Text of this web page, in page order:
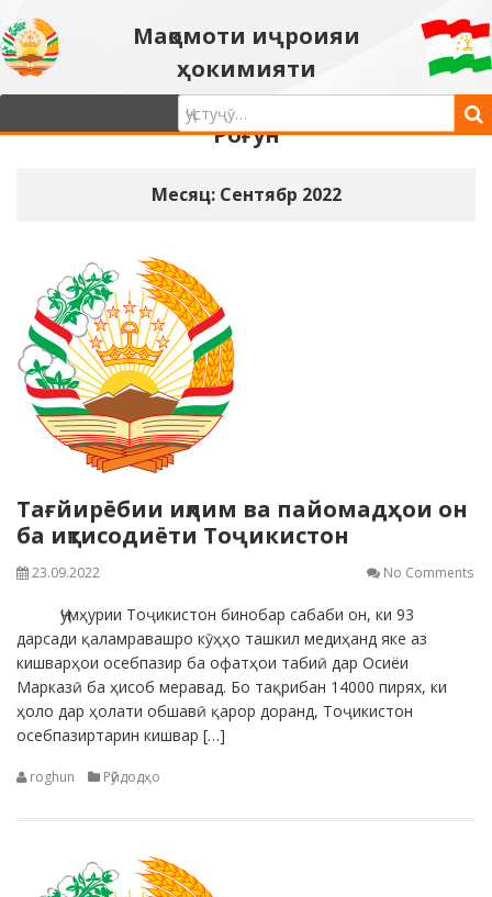
Мақомоти иҷроияи
ҳокимияти
давлатии шаҳри
Роғун
Месяц: Сентябр 2022
Тағйирёбии иқлим ва пайомадҳои он
ба иқтисодиёти Тоҷикистон
23.09.2022 No Comments
Ҷумҳурии Тоҷикистон бинобар сабаби он, ки 93
дарсади қаламравашро кӯҳҳо ташкил медиҳанд яке аз
кишварҳои осебпазир ба офатҳои табиӣ дар Осиёи
Марказӣ ба ҳисоб меравад. Бо тақрибан 14000 пирях, ки
ҳоло дар ҳолати обшавӣ қарор доранд, Тоҷикистон
осебпазиртарин кишвар […]
roghun Рӯйдодҳо